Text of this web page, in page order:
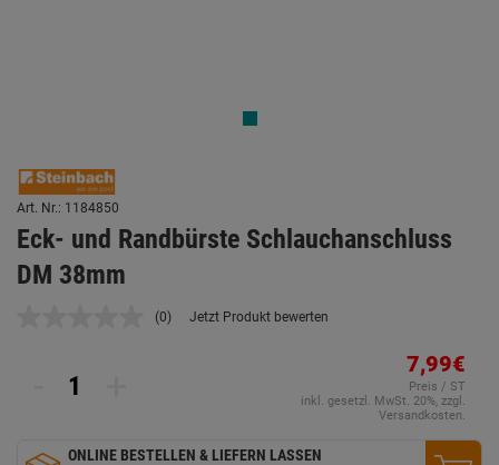
Art. Nr.: 1184850
Eck- und Randbürste Schlauchanschluss
DM 38mm
Kein
(0) Jetzt Produkt bewerten
7,99€
Preis / ST
inkl. gesetzl. MwSt. 20%, zzgl.
Versandkosten.
ONLINE BESTELLEN & LIEFERN LASSEN